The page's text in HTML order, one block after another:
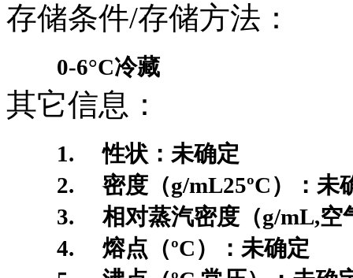
存储条件/存储方法：
0-6°C冷藏
其它信息：
1.
性状：未确定
2.
密度（g/mL25ºC）：未
3.
相对蒸汽密度（g/mL,空
4.
熔点（ºC）：未确定